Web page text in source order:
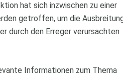
hat sich inzwischen zu einer
getroffen, um die
durch den Erreger verursachten
Informationen zum Thema